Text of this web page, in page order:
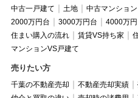
中古一戸建て
土地 中古マンション
2000万円台
3000万円台 4000万
住まい購入の流れ
賃貸VS持ち家
マンションVS戸建て
売りたい方
千葉の不動産売却 不動産売却実績